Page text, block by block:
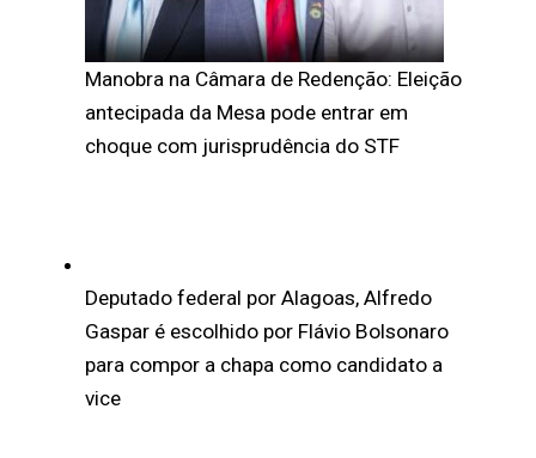
Manobra na Câmara de Redenção: Eleição
antecipada da Mesa pode entrar em
choque com jurisprudência do STF
Deputado federal por Alagoas, Alfredo
Gaspar é escolhido por Flávio Bolsonaro
para compor a chapa como candidato a
vice